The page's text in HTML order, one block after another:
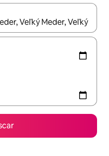
disponíveis, explore-os